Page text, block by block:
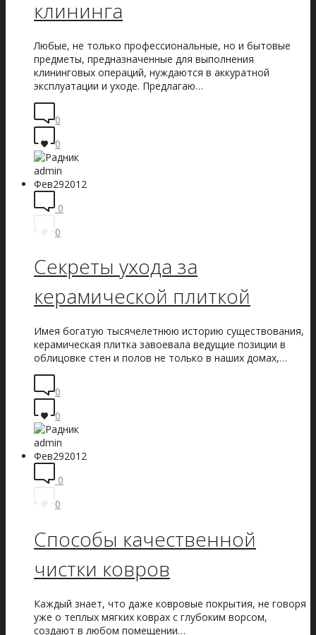
клининга
Любые, не только профессиональные, но и бытовые
предметы, предназначенные для выполнения
клининговых операций, нуждаются в аккуратной
эксплуатации и уходе. Предлагаю…
0
0
admin
Фев292012
0
0
Секреты ухода за
керамической плиткой
Имея богатую тысячелетнюю историю существования,
керамическая плитка завоевала ведущие позиции в
облицовке стен и полов не только в наших домах,…
0
0
admin
Фев292012
0
0
Способы качественной
чистки ковров
Каждый знает, что даже ковровые покрытия, не говоря
уже о теплых мягких коврах с глубоким ворсом,
создают в любом помещении…